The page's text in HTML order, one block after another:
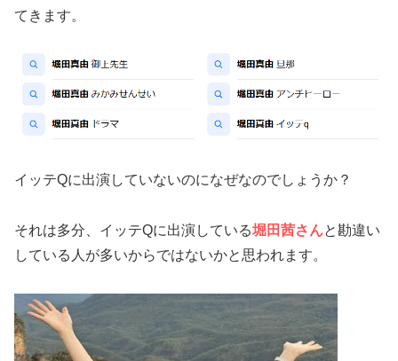
てきます。
イッテQに出演していないのになぜなのでしょうか？
それは多分、イッテQに出演している堀田茜さんと勘違い
している人が多いからではないかと思われます。